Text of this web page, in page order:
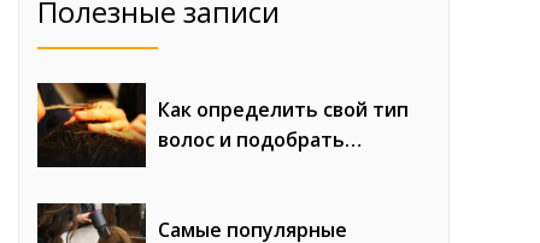
Полезные записи
Как определить свой тип
волос и подобрать
Самые популярные